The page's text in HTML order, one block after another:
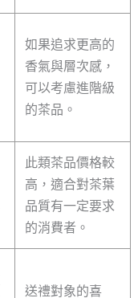
如果追求更高的
香氣與層次感，
可以考慮進階級
的茶品。
此類茶品價格較
高，適合對茶葉
品質有一定要求
的消費者。
送禮對象的喜